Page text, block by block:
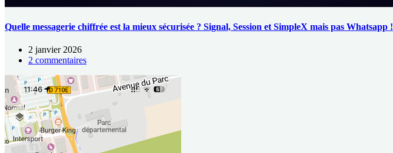
Quelle messagerie chiffrée est la mieux sécurisée ? Signal, Session et SimpleX mais pas Whatsapp !
2 janvier 2026
2 commentaires